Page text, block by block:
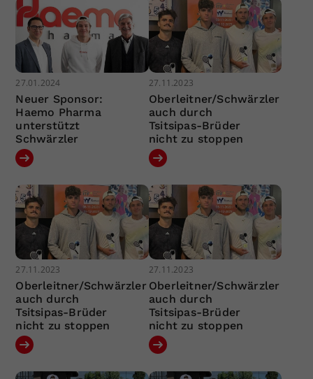
27.01.2024
Neuer Sponsor:
Haemo Pharma
unterstützt
Schwärzler
27.11.2023
Oberleitner/Schwärzler
auch durch
Tsitsipas-Brüder
nicht zu stoppen
27.11.2023
Oberleitner/Schwärzler
auch durch
Tsitsipas-Brüder
nicht zu stoppen
27.11.2023
Oberleitner/Schwärzler
auch durch
Tsitsipas-Brüder
nicht zu stoppen